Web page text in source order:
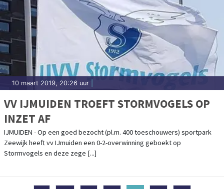
10 maart 2019, 20:26 uur
VV IJMUIDEN TROEFT STORMVOGELS OP
INZET AF
IJMUIDEN - Op een goed bezocht (pl.m. 400 toeschouwers) sportpark
Zeewijk heeft vv IJmuiden een 0-2-overwinning geboekt op
Stormvogels en deze zege [...]